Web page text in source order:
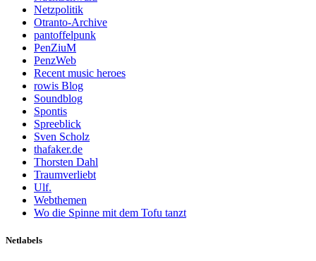
Netzpolitik
Otranto-Archive
pantoffelpunk
PenZiuM
PenzWeb
Recent music heroes
rowis Blog
Soundblog
Spontis
Spreeblick
Sven Scholz
thafaker.de
Thorsten Dahl
Traumverliebt
Ulf.
Webthemen
Wo die Spinne mit dem Tofu tanzt
Netlabels